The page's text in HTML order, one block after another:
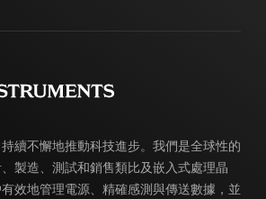
解答
續不懈地推動科技進步。我們是全球性的
製造、測試和銷售類比及嵌入式處理晶
效地管理電源、精確感測與傳送數據，並